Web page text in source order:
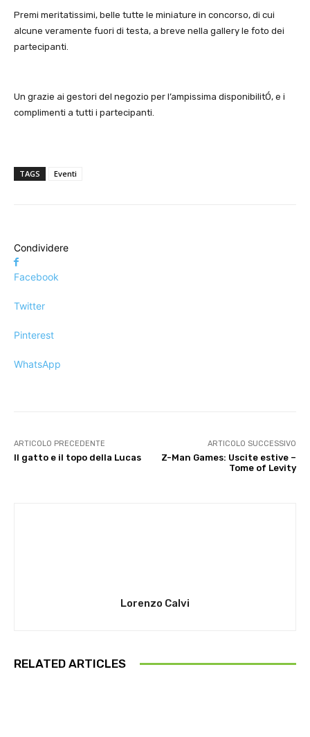
Premi meritatissimi, belle tutte le miniature in concorso, di cui
alcune veramente fuori di testa, a breve nella gallery le foto dei
partecipanti.
Un grazie ai gestori del negozio per l’ampissima disponibilitÓ, e i
complimenti a tutti i partecipanti.
TAGS Eventi
Condividere
Facebook
Twitter
Pinterest
WhatsApp
ARTICOLO PRECEDENTE
Il gatto e il topo della Lucas
ARTICOLO SUCCESSIVO
Z-Man Games: Uscite estive –
Tome of Levity
Lorenzo Calvi
RELATED ARTICLES